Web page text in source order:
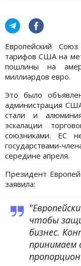
Европейский
тарифов США на
пошлины на
миллиардов евро.
Это было
администрация
стали и
эскалации
союзниками. ЕС
государствами-
середине апреля.
Президент
заявила:
чтобы
бизнес.
принимаем